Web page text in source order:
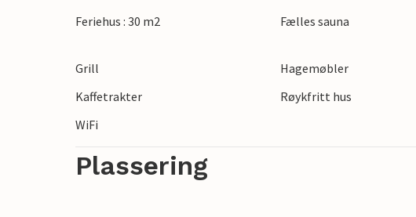
sjøen. Fine utfluktsmål er Kalmar, Öland eller Nybro.
En ferie i dette feriehuset lover en variert tid.
Feriehus : 30 m2 Fælles sauna
Grill
Hagemøbler
Kaffetrakter
Røykfritt hus
WiFi
Plassering